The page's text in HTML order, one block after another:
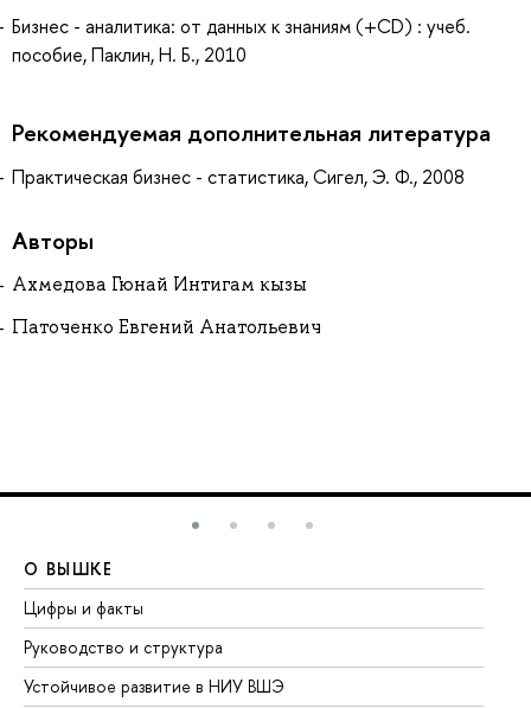
Бизнес - аналитика: от данных к знаниям (+CD) : учеб.
пособие, Паклин, Н. Б., 2010
Рекомендуемая дополнительная литература
Практическая бизнес - статистика, Сигел, Э. Ф., 2008
Авторы
Ахмедова Гюнай Интигам кызы
Паточенко Евгений Анатольевич
О ВЫШКЕ
Цифры и факты
Руководство и структура
Устойчивое развитие в НИУ ВШЭ